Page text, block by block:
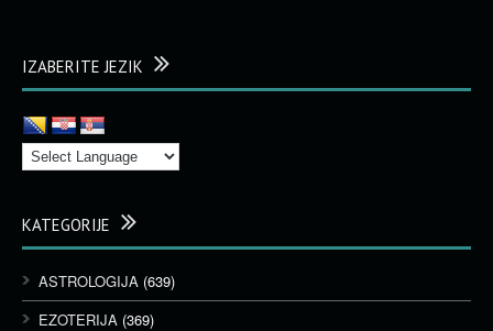
IZABERITE JEZIK
KATEGORIJE
ASTROLOGIJA (639)
EZOTERIJA (369)